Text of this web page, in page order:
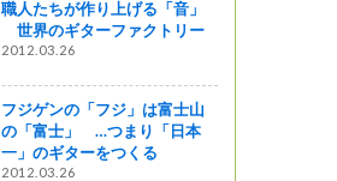
職人たちが作り上げる「音」
世界のギターファクトリー
2012.03.26
フジゲンの「フジ」は富士山
の「富士」 …つまり「日本
一」のギターをつくる
2012.03.26